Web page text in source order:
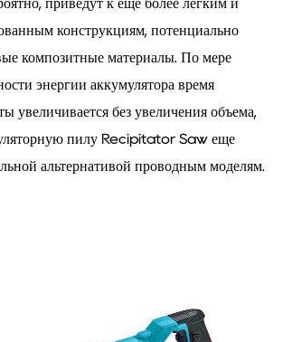
приведут к еще более легким и
конструкциям, потенциально
композитные материалы. По мере
энергии аккумулятора время
увеличивается без увеличения объема,
пилу Recipitator Saw еще
альтернативой проводным моделям.